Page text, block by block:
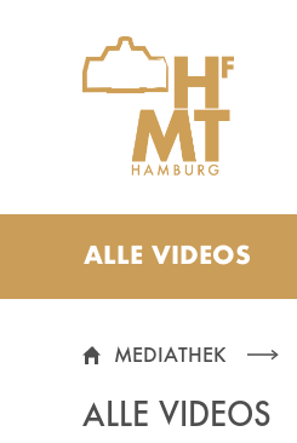
ALLE VIDEOS
ALLE VIDEOS
MEDIATHEK
ALLE VIDEOS